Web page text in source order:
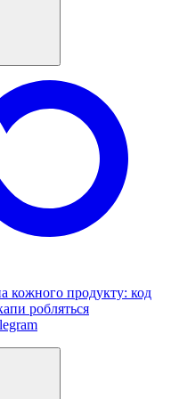
кожного продукту: код
робляться